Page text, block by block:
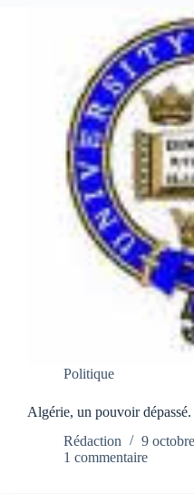
Politique
Algérie, un pouvoir dépassé.
Rédaction
9
1 commentaire